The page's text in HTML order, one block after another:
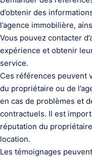
d’obtenir des
l’agence immobilière,
Vous pouvez contacter
expérience et obtenir
service.
Ces références peuvent
du propriétaire ou de
en cas de problèmes et
contractuels. Il est
réputation du
location.
Les témoignages